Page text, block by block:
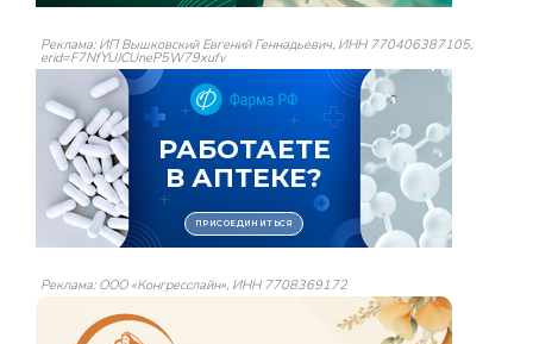
Реклама: ИП Вышковский Евгений Геннадьевич, ИНН 770406387105,
erid=F7NfYUJCUneP5W79xufv
Реклама: ООО «Конгресслайн», ИНН 7708369172